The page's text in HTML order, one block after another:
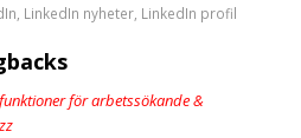
, LinkedIn nyheter, LinkedIn profil
för arbetssökande &